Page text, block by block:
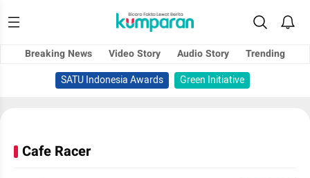
Breaking News Video Story Audio Story
Trending
SATU Indonesia Awards
Green Initiative
Cafe Racer